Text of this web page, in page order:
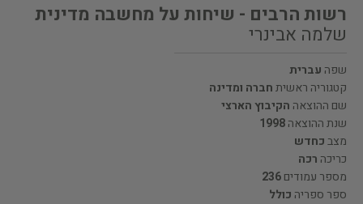
רשות הרבים - שיחות על מחשבה מדינית
שלמה אבינרי
שפה עברית
קטגוריה ראשיתחברה ומדינה
שם ההוצאה הקיבוץ הארצי
שנת ההוצאה1998
מצבכחדש
כריכה רכה
מספר עמודים236
ספר ספריה כולל